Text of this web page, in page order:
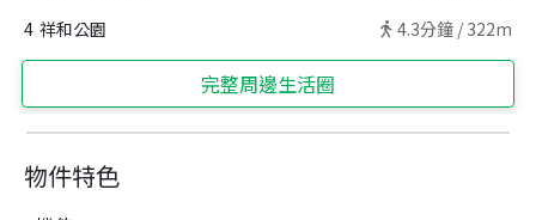
物件特色
4 祥和公園 4.3分鐘 / 322m
完整周邊生活圈